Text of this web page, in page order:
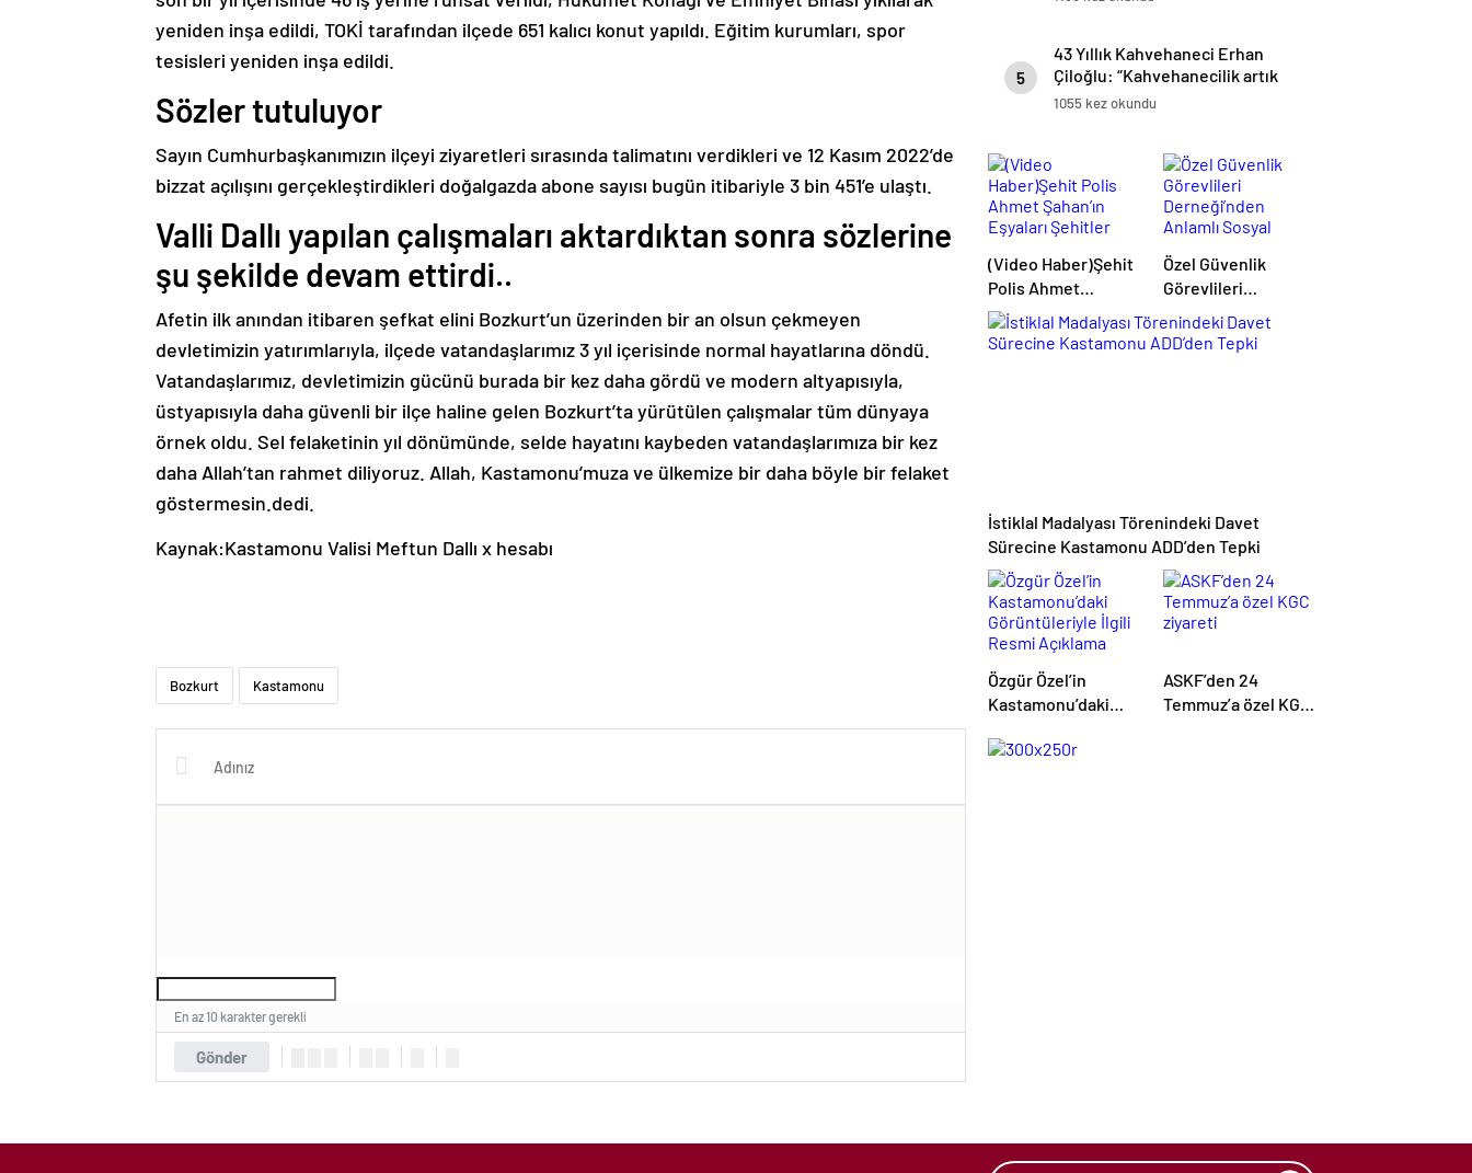
yeniden inşa edildi, TOKİ tarafından ilçede 651 kalıcı konut yapıldı. Eğitim kurumları, spor
tesisleri yeniden inşa edildi.
Sözler tutuluyor
Sayın Cumhurbaşkanımızın ilçeyi ziyaretleri sırasında talimatını verdikleri ve 12 Kasım 2022’de
bizzat açılışını gerçekleştirdikleri doğalgazda abone sayısı bugün itibariyle 3 bin 451’e ulaştı.
Valli Dallı yapılan çalışmaları aktardıktan sonra sözlerine
şu şekilde devam ettirdi..
Afetin ilk anından itibaren şefkat elini Bozkurt’un üzerinden bir an olsun çekmeyen
devletimizin yatırımlarıyla, ilçede vatandaşlarımız 3 yıl içerisinde normal hayatlarına döndü.
Vatandaşlarımız, devletimizin gücünü burada bir kez daha gördü ve modern altyapısıyla,
üstyapısıyla daha güvenli bir ilçe haline gelen Bozkurt’ta yürütülen çalışmalar tüm dünyaya
örnek oldu. Sel felaketinin yıl dönümünde, selde hayatını kaybeden vatandaşlarımıza bir kez
daha Allah’tan rahmet diliyoruz. Allah, Kastamonu’muza ve ülkemize bir daha böyle bir felaket
göstermesin.dedi.
Kaynak:Kastamonu Valisi Meftun Dallı x hesabı
Bozkurt Kastamonu
Gönder
En az 10 karakter gerekli
5
43 Yıllık Kahvehaneci Erhan
Çiloğlu: “Kahvehanecilik artık
bitme noktasına geldi”
1055 kez okundu
(Video Haber)Şehit
Polis Ahmet
Şahan’ın Eşyaları
Şehitler Müzesi’ne
Özel Güvenlik
Görevlileri
Derneği’nden
Anlamlı Sosyal
Sorumluluk
İstiklal Madalyası Törenindeki Davet
Sürecine Kastamonu ADD’den Tepki
Özgür Özel’in
Kastamonu’daki
Resmi Açıklama
ASKF’den 24
Temmuz’a özel KGC